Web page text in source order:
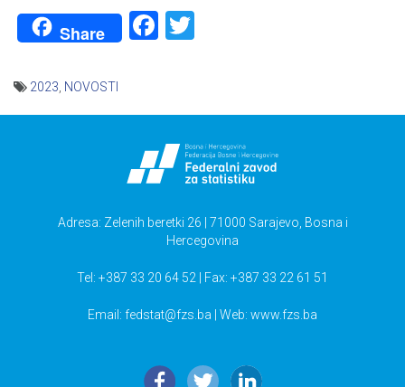
Share Facebook
2023 NOVOSTI
Adresa: Zelenih beretki 26 | 71000 Sarajevo, Bosna i
Hercegovina
Tel: +387 33 20 64 52 | Fax: +387 33 22 61 51
Email: fedstat@fzs.ba | Web: www.fzs.ba